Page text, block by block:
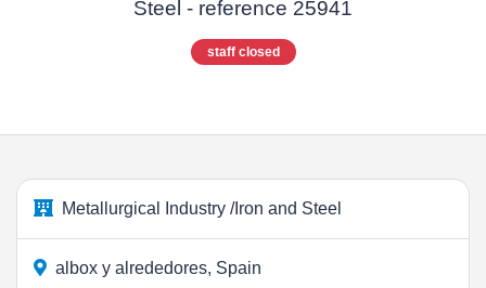
Steel - reference 25941
staff closed
Metallurgical Industry /Iron and Steel
albox y alrededores, Spain